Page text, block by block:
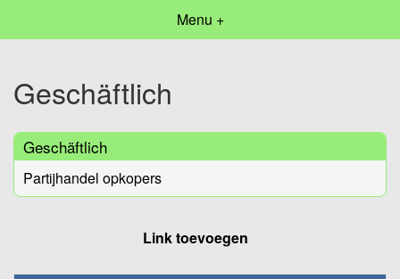
Menu +
Geschäftlich
Geschäftlich
Partijhandel opkopers
Link toevoegen